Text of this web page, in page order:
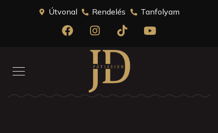
Útvonal Rendelés Tanfolyam